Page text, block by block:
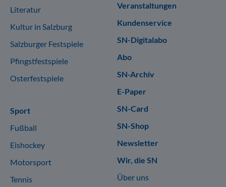
Literatur
Kultur in Salzburg
Salzburger Festspiele
Pfingstfestspiele
Osterfestspiele
Sport
Fußball
Eishockey
Motorsport
Tennis
Veranstaltungen
Kundenservice
SN-Digitalabo
Abo
SN-Archiv
E-Paper
SN-Card
SN-Shop
Newsletter
Wir, die SN
Über uns